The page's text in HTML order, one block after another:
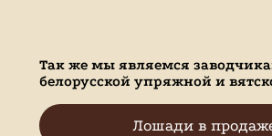
Так же мы являемся
белорусской упряжной и
Лошади в